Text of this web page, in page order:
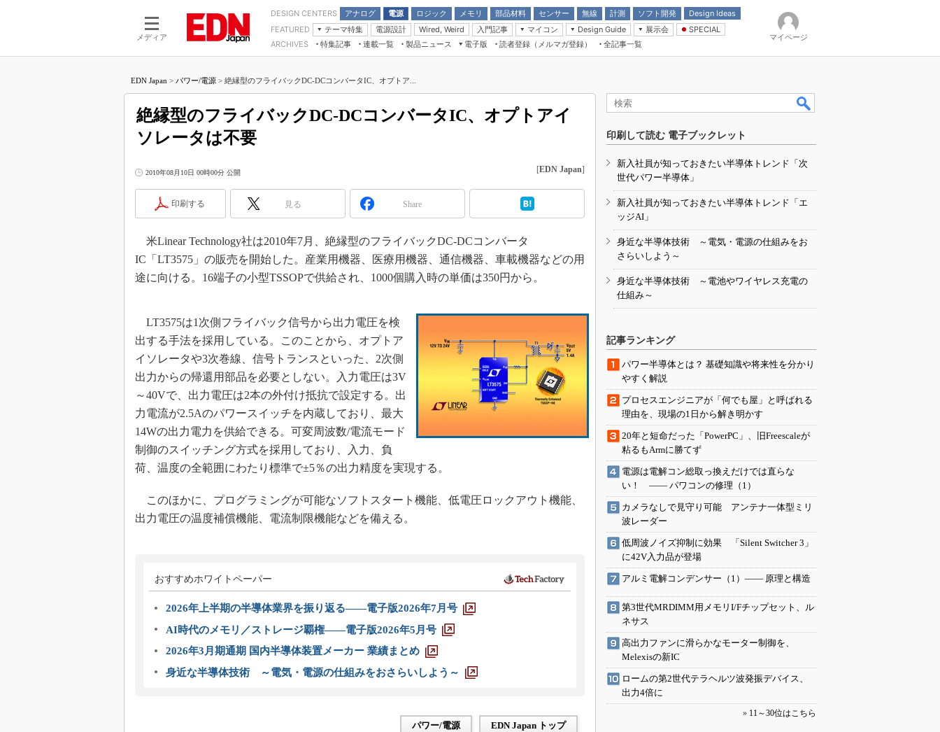
メディア
DESIGN CENTERS アナログ
電源
モーター
ロジック
LSI
メモリ
部品材料
受動部品
センサー 無線 計測 ソフト開発
Design Ideas
アナログ機能回路
計測とテスト
信号源とパルス信号
FEATURED
テーマ特集
つながるクルマ
エレクトロニクス入門
医療エレ（EE Times Japan）
製品解剖（EE Times Japan）
電源設計 Wired, Weird
入門記事
モーター入門
マイコン
マイコン講座
Design Guide
計測機器
展示会
CEATEC
組込み/エッジコンピューティング展
SPECIAL
Microchip情報
ARCHIVES 特集記事
連載一覧
マイクロプロセッサ懐古録
用講座
たった2つの式で始めるDC/DCコン
バーターの設計
DC-DCコンバーター活用講座
Wired, Weird
マイコン講座
高速シリアル伝送技術講座
記録計／データロガーの基礎知識
めざせ高効率！ モーター駆動入門講
座
Bluetooth mesh入門
「SPICEの仕組みとその活用設計」
最新記事一覧
計測器メーカーから見た5G
USB Type-Cの登場で評価試験はど
う変わる？
IoT時代の無線規格を知る【Thread
IoT時代の無線規格を知る【Z-Wave
編】
製品ニュース
電子版
電子ブックレット
読者登録（メルマガ登録） 全記事一覧
マイページ
EDN Japan > パワー/電源 > 絶縁型のフライバックDC-DCコンバータIC、オプトア...
絶縁型のフライバックDC-DCコンバータIC、オプトアイ
ソレータは不要
2010年08月10日 00時00分 公開 [EDN Japan]
印刷する 見る Share
米Linear Technology社は2010年7月、絶縁型のフライバックDC-DCコンバータ
IC「LT3575」の販売を開始した。産業用機器、医療用機器、通信機器、車載機器などの用
途に向ける。16端子の小型TSSOPで供給され、1000個購入時の単価は350円から。
LT3575は1次側フライバック信号から出力電圧を検
出する手法を採用している。このことから、オプトア
イソレータや3次巻線、信号トランスといった、2次側
出力からの帰還用部品を必要としない。入力電圧は3V
～40Vで、出力電圧は2本の外付け抵抗で設定する。出
力電流が2.5Aのパワースイッチを内蔵しており、最大
14Wの出力電力を供給できる。可変周波数/電流モード
制御のスイッチング方式を採用しており、入力、負
荷、温度の全範囲にわたり標準で±5％の出力精度を実現する。
このほかに、プログラミングが可能なソフトスタート機能、低電圧ロックアウト機能、
出力電圧の温度補償機能、電流制限機能などを備える。
おすすめホワイトペーパー
2026年上半期の半導体業界を振り返る――電子版2026年7月号
AI時代のメモリ／ストレージ覇権――電子版2026年5月号
2026年3月期通期 国内半導体装置メーカー 業績まとめ
身近な半導体技術 ～電気・電源の仕組みをおさらいしよう～
パワー/電源 EDN Japan トップ
印刷して読む 電子ブックレット
新入社員が知っておきたい半導体トレンド「次
世代パワー半導体」
新入社員が知っておきたい半導体トレンド「エ
ッジAI」
身近な半導体技術 ～電気・電源の仕組みをお
さらいしよう～
身近な半導体技術 ～電池やワイヤレス充電の
仕組み～
記事ランキング
パワー半導体とは？ 基礎知識や将来性を分かり
やすく解説
プロセスエンジニアが「何でも屋」と呼ばれる
理由を、現場の1日から解き明かす
20年と短命だった「PowerPC」、旧Freescaleが
粘るもArmに勝てず
電源は電解コン総取っ換えだけでは直らな
い！ ―― パワコンの修理（1）
カメラなしで見守り可能 アンテナ一体型ミリ
波レーダー
低周波ノイズ抑制に効果 「Silent Switcher 3」
に42V入力品が登場
アルミ電解コンデンサー（1）―― 原理と構造
第3世代MRDIMM用メモリI/Fチップセット、ル
ネサス
高出力ファンに滑らかなモーター制御を、
Melexisの新IC
ロームの第2世代テラヘルツ波発振デバイス、
出力4倍に
» 11～30位はこちら